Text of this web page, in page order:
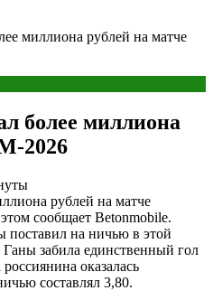
миллиона рублей на матче
более миллиона
2026
рублей на матче
сообщает Betonmobile.
поставил на ничью в этой
забила единственный гол
оказалась
составлял 3,80.